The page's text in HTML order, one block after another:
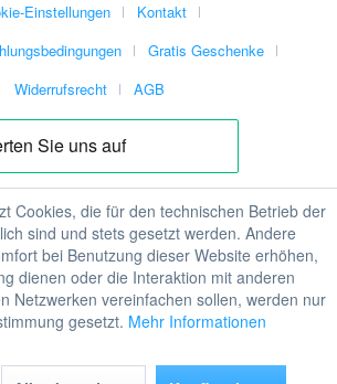
Einstellungen
Kontakt
Gratis Geschenke
Widerrufsrecht
AGB
Cookies, die für den technischen Betrieb der
sind und stets gesetzt werden. Andere
bei Benutzung dieser Website erhöhen,
dienen oder die Interaktion mit anderen
Netzwerken vereinfachen sollen, werden nur
gesetzt. Mehr Informationen